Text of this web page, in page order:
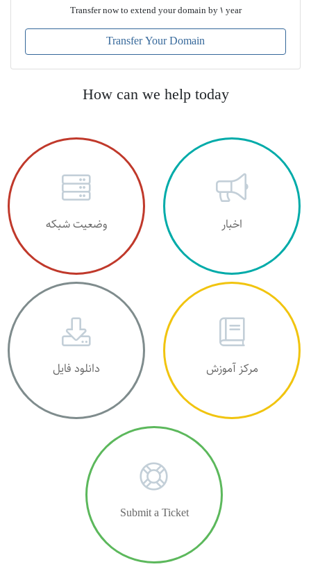
Transfer now to extend your domain by 1 year
Transfer Your Domain
How can we help today
اخبار وضعیت شبکه
مرکز آموزش دانلود فایل
Submit a Ticket